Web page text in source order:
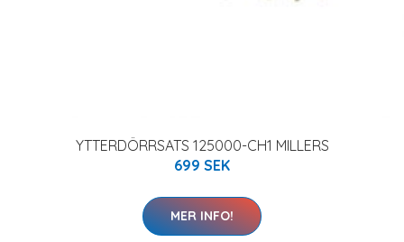
YTTERDÖRRSATS 125000-CH1 MILLERS
699 SEK
MER INFO!